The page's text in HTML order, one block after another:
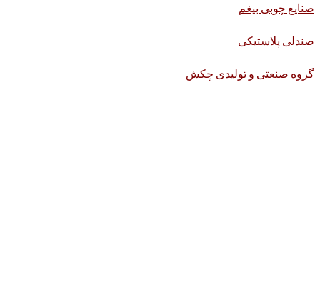
صنایع چوبی بیغم
صندلی پلاستیکی
گروه صنعتی و تولیدی چکش